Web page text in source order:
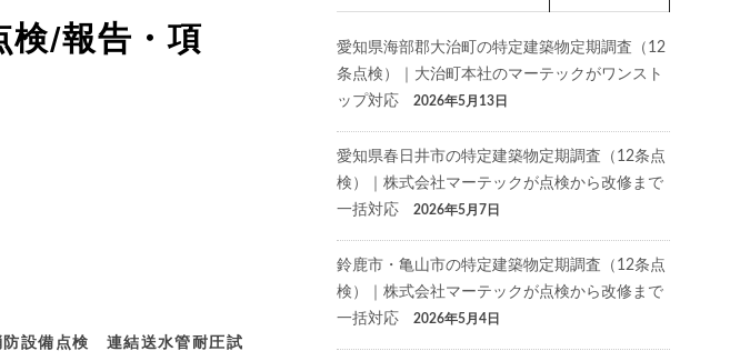
/報告・項
設備点検 連結送水管耐圧試
愛知県海部郡大治町の特定建築物定期調査（12
条点検）｜大治町本社のマーテックがワンスト
ップ対応
2026年5月13日
愛知県春日井市の特定建築物定期調査（12条点
検）｜株式会社マーテックが点検から改修まで
一括対応
2026年5月7日
鈴鹿市・亀山市の特定建築物定期調査（12条点
検）｜株式会社マーテックが点検から改修まで
一括対応
2026年5月4日